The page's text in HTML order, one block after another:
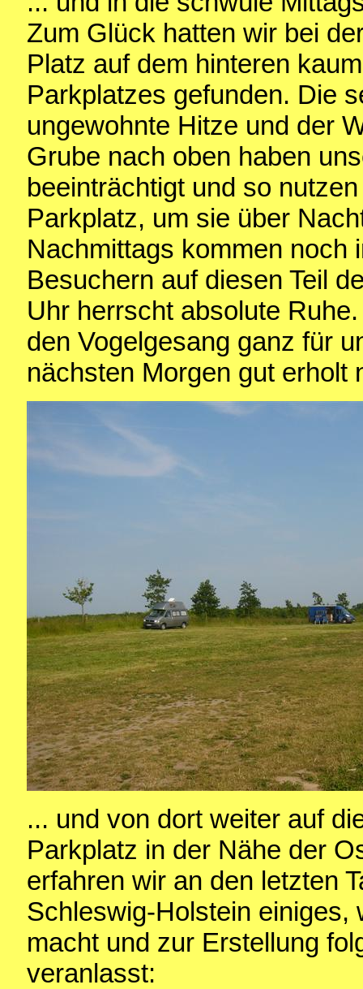
Zum Glück hatten wir bei
Platz auf dem hinteren
Parkplatzes gefunden. Die
ungewohnte Hitze und der
Grube nach oben haben
beeinträchtigt und so
Parkplatz, um sie über
Nachmittags kommen noch
Besuchern auf diesen Teil
Uhr herrscht absolute
den Vogelgesang ganz für
nächsten Morgen gut erholt
... und von dort weiter auf
Parkplatz in der Nähe der
erfahren wir an den letzten
Schleswig-Holstein einiges,
macht und zur Erstellung
veranlasst: